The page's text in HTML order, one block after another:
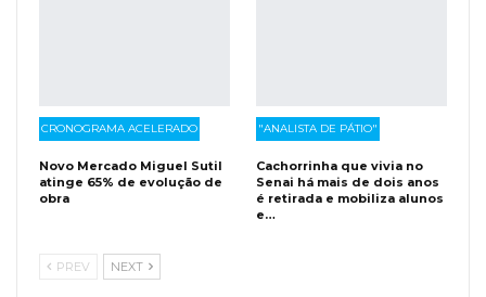
CRONOGRAMA ACELERADO
Novo Mercado Miguel Sutil
atinge 65% de evolução de
obra
"ANALISTA DE PÁTIO"
Cachorrinha que vivia no
Senai há mais de dois anos
é retirada e mobiliza alunos
e…
PREV NEXT